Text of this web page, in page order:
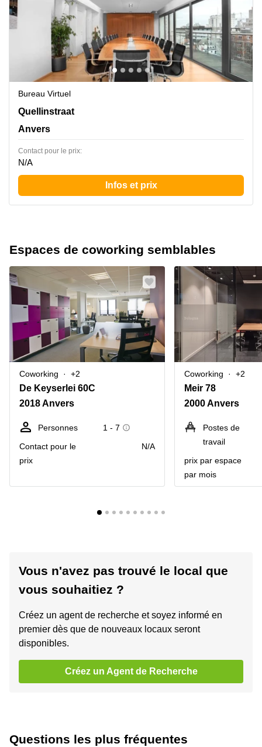
Bureau Virtuel
Quellinstraat 49, Anvers
Quellinstraat
Anvers
Contact pour le prix:
N/A
Infos et prix
Espaces de coworking semblables
Coworking +2
De Keyserlei 60C
2018 Anvers
Personnes
1 - 7
Contact pour le
prix
N/A
Coworking +2
Meir 78
2000 Anvers
Postes de
travail
prix par espace
par mois
Vous n'avez pas trouvé le local que
vous souhaitiez ?
Créez un agent de recherche et soyez informé en
premier dès que de nouveaux locaux seront
disponibles.
Créez un Agent de Recherche
Questions les plus fréquentes